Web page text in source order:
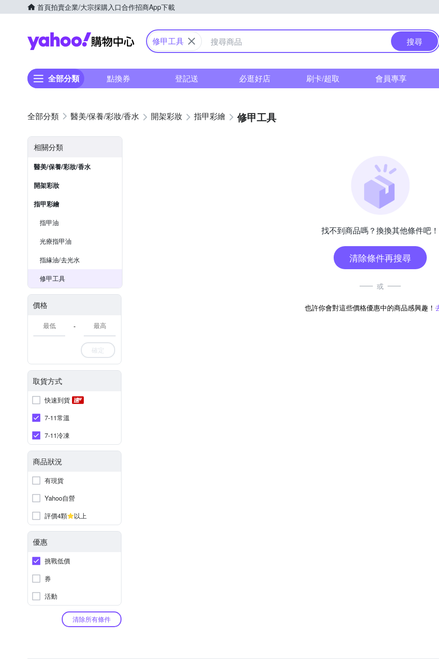
首頁拍賣企業/大宗採購入口合作招商App下載
Yahoo購物中心
修甲工具 搜尋
全部分類 點換券 登記送 必逛好店 刷卡/超取 會員專享
醫美/保養/彩妝/香水 開架彩妝 指甲彩繪 修甲工具
相關分類
醫美/保養/彩妝/香水
開架彩妝
指甲彩繪
指甲油
光療指甲油
指緣油/去光水
修甲工具
價格
-
確定
取貨方式
快速到貨
7-11常溫
7-11冷凍
商品狀況
有現貨
Yahoo自營
評價4顆
以上
優惠
挑戰低價
券
活動
清除所有條件
找不到商品嗎？換換其他條件吧！
清除條件再搜尋
或
也許你會對這些價格優惠中的商品感興趣！